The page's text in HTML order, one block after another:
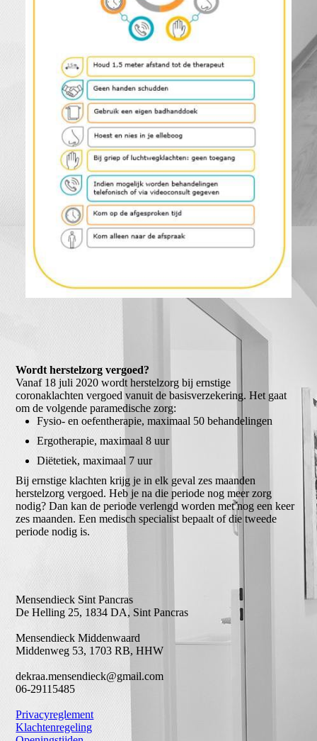
Wordt herstelzorg vergoed?
Vanaf 18 juli 2020 wordt herstelzorg bij ernstige
coronaklachten vergoed vanuit de basisverzekering. Het gaat
om de volgende paramedische zorg:
Fysio- en oefentherapie, maximaal 50 behandelingen
Ergotherapie, maximaal 8 uur
Diëtetiek, maximaal 7 uur
Bij ernstige klachten krijg je in elk geval zes maanden
herstelzorg vergoed. Heb je na die periode nog meer zorg
nodig? Dan kan de periode verlengd worden met nog een keer
zes maanden. Een medisch specialist bepaalt of die tweede
periode nodig is.
Mensendieck Sint Pancras
De Helling 25, 1834 DA, Sint Pancras
Mensendieck Middenwaard
Middenweg 53, 1703 RB, HHW
dekraa.mensendieck@gmail.com
06-29115485
Privacyreglement
Klachtenregeling